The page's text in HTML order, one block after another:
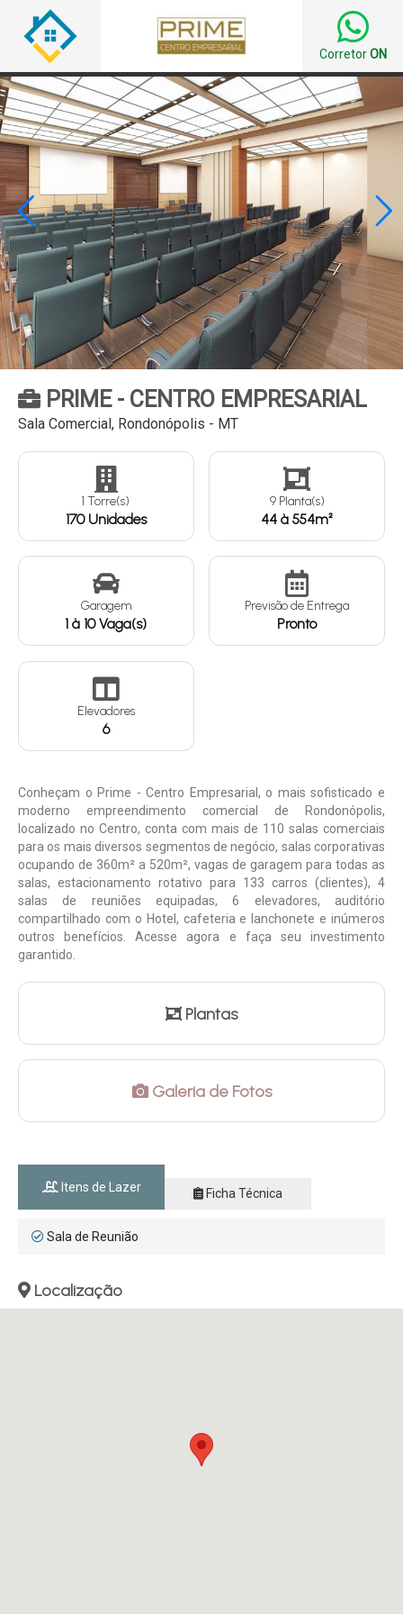
CorretorON
 
PRIME - CENTRO EMPRESARIAL
Sala Comercial, Rondonópolis - MT
1 Torre(s)
170 Unidades
9 Planta(s)
44 à 554m²
Garagem
1 à 10 Vaga(s)
Previsão de Entrega
Pronto
Elevadores
6
Conheçam o Prime - Centro Empresarial, o mais sofisticado e
moderno empreendimento comercial de Rondonópolis,
localizado no Centro, conta com mais de 110 salas comerciais
para os mais diversos segmentos de negócio, salas corporativas
ocupando de 360m² a 520m², vagas de garagem para todas as
salas, estacionamento rotativo para 133 carros (clientes), 4
salas de reuniões equipadas, 6 elevadores, auditório
compartilhado com o Hotel, cafeteria e lanchonete e inúmeros
outros benefícios. Acesse agora e faça seu investimento
garantido.
Plantas
Galeria de Fotos
Itens de Lazer Ficha Técnica
Sala de Reunião
Localização
Continuar